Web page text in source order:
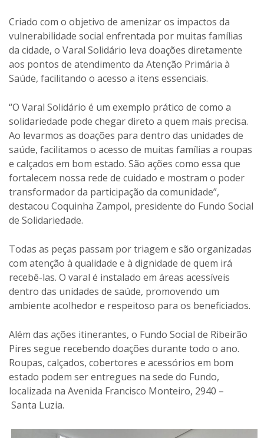
Criado com o objetivo de amenizar os impactos da
vulnerabilidade social enfrentada por muitas famílias
da cidade, o Varal Solidário leva doações diretamente
aos pontos de atendimento da Atenção Primária à
Saúde, facilitando o acesso a itens essenciais.
“O Varal Solidário é um exemplo prático de como a
solidariedade pode chegar direto a quem mais precisa.
Ao levarmos as doações para dentro das unidades de
saúde, facilitamos o acesso de muitas famílias a roupas
e calçados em bom estado. São ações como essa que
fortalecem nossa rede de cuidado e mostram o poder
transformador da participação da comunidade”,
destacou Coquinha Zampol, presidente do Fundo Social
de Solidariedade.
Todas as peças passam por triagem e são organizadas
com atenção à qualidade e à dignidade de quem irá
recebê-las. O varal é instalado em áreas acessíveis
dentro das unidades de saúde, promovendo um
ambiente acolhedor e respeitoso para os beneficiados.
Além das ações itinerantes, o Fundo Social de Ribeirão
Pires segue recebendo doações durante todo o ano.
Roupas, calçados, cobertores e acessórios em bom
estado podem ser entregues na sede do Fundo,
localizada na Avenida Francisco Monteiro, 2940 –
Santa Luzia.